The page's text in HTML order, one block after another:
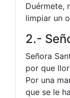
Duérmete,
limpiar un
2.-
Señora
por que
Por una
que se le